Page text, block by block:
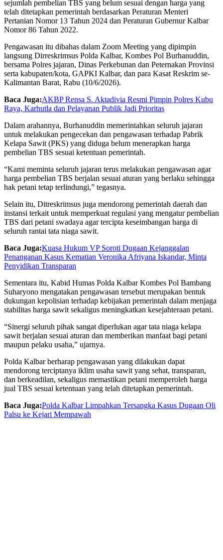
sejumlah pembelian TBS yang belum sesuai dengan harga yang
telah ditetapkan pemerintah berdasarkan Peraturan Menteri
Pertanian Nomor 13 Tahun 2024 dan Peraturan Gubernur Kalbar
Nomor 86 Tahun 2022.
Pengawasan itu dibahas dalam Zoom Meeting yang dipimpin
langsung Dirreskrimsus Polda Kalbar, Kombes Pol Burhanuddin,
bersama Polres jajaran, Dinas Perkebunan dan Peternakan Provinsi
serta kabupaten/kota, GAPKI Kalbar, dan para Kasat Reskrim se-
Kalimantan Barat, Rabu (10/6/2026).
Baca Juga:AKBP Rensa S. Aktadivia Resmi Pimpin Polres Kubu
Raya, Karhutla dan Pelayanan Publik Jadi Prioritas
Dalam arahannya, Burhanuddin memerintahkan seluruh jajaran
untuk melakukan pengecekan dan pengawasan terhadap Pabrik
Kelapa Sawit (PKS) yang diduga belum menerapkan harga
pembelian TBS sesuai ketentuan pemerintah.
“Kami meminta seluruh jajaran terus melakukan pengawasan agar
harga pembelian TBS berjalan sesuai aturan yang berlaku sehingga
hak petani tetap terlindungi,” tegasnya.
Selain itu, Ditreskrimsus juga mendorong pemerintah daerah dan
instansi terkait untuk memperkuat regulasi yang mengatur pembelian
TBS dari petani swadaya agar tercipta keseimbangan harga di
seluruh rantai tata niaga sawit.
Baca Juga:Kuasa Hukum VP Soroti Dugaan Kejanggalan
Penanganan Kasus Kematian Veronika Afriyana Iskandar, Minta
Penyidikan Transparan
Sementara itu, Kabid Humas Polda Kalbar Kombes Pol Bambang
Suharyono mengatakan pengawasan tersebut merupakan bentuk
dukungan kepolisian terhadap kebijakan pemerintah dalam menjaga
stabilitas harga sawit sekaligus meningkatkan kesejahteraan petani.
“Sinergi seluruh pihak sangat diperlukan agar tata niaga kelapa
sawit berjalan sesuai aturan dan memberikan manfaat bagi petani
maupun pelaku usaha,” ujarnya.
Polda Kalbar berharap pengawasan yang dilakukan dapat
mendorong terciptanya iklim usaha sawit yang sehat, transparan,
dan berkeadilan, sekaligus memastikan petani memperoleh harga
jual TBS sesuai ketentuan yang telah ditetapkan pemerintah.
Baca Juga:Polda Kalbar Limpahkan Tersangka Kasus Dugaan Oli
Palsu ke Kejari Mempawah